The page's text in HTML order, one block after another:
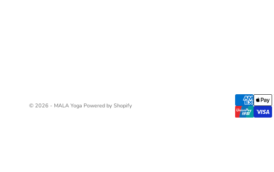
© 2026 - MALA Yoga Powered by Shopify